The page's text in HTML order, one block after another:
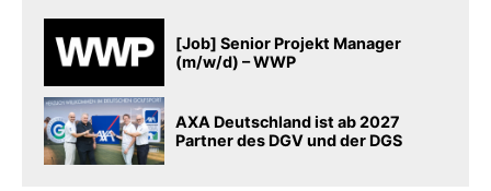
[Job] Senior Projekt Manager
(m/w/d) – WWP
AXA Deutschland ist ab 2027
Partner des DGV und der DGS